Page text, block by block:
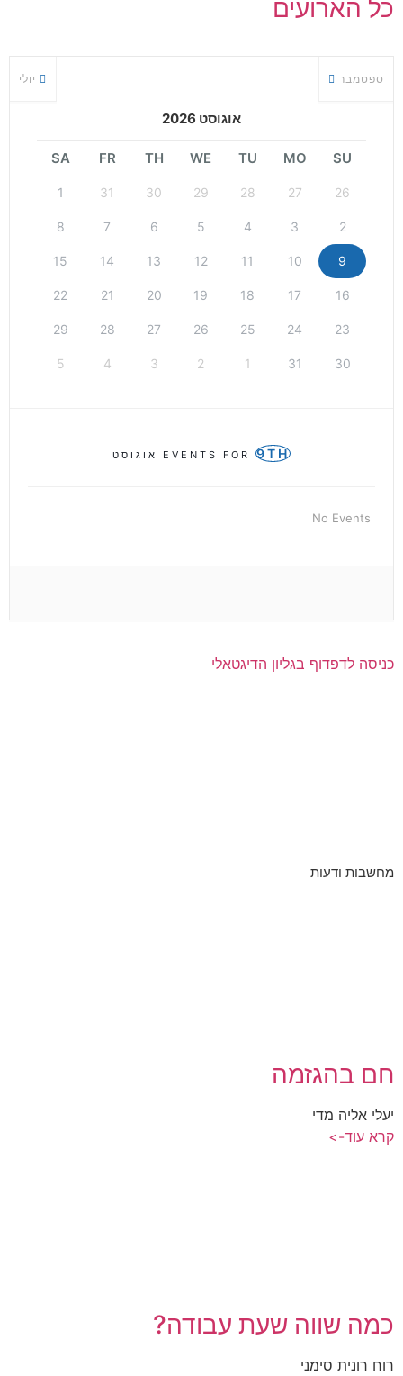
כל הארועים
יולי
אוגוסט 2026
ספטמבר
SU
MO
TU
WE
TH
FR
SA
26
27
28
29
30
31
1
2
3
4
5
6
7
8
9
10
11
12
13
14
15
16
17
18
19
20
21
22
23
24
25
26
27
28
29
30
31
1
2
3
4
5
EVENTS FOR 9TH אוגוסט
No Events
כניסה לדפדוף בגליון הדיגטאלי
מחשבות ודעות
חם בהגזמה
יעלי אליה מדי
קרא עוד->
כמה שווה שעת עבודה?
רוח רונית סימני